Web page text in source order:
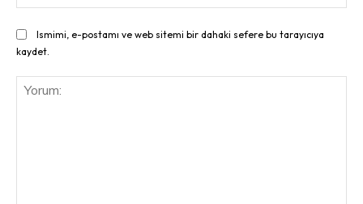
Ismimi, e-postamı ve web sitemi bir dahaki sefere bu tarayıcıya
kaydet.